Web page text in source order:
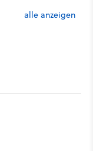
alle anzeigen